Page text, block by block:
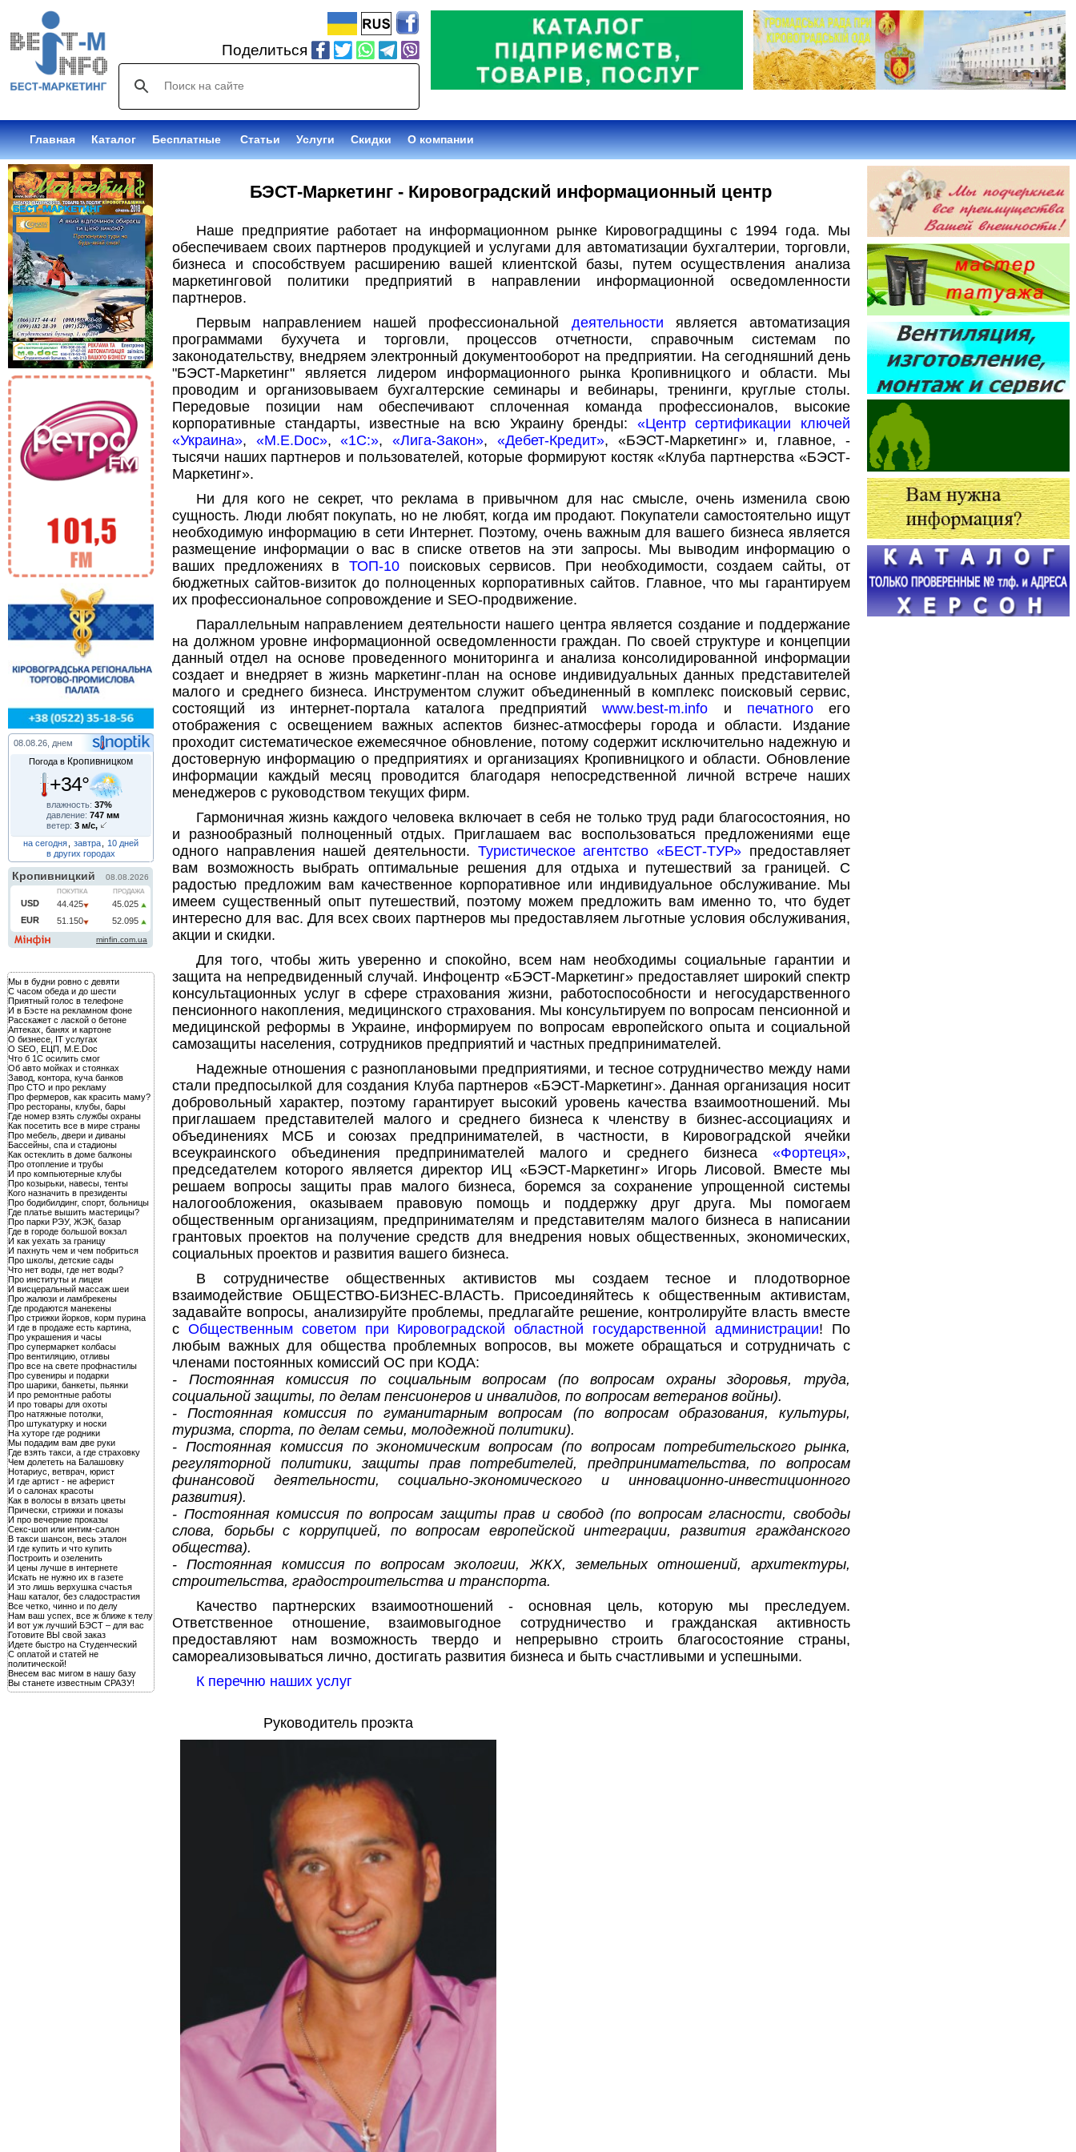
Поделиться
Главная Каталог Объявления Статьи Услуги Афиша О компании
08.08.26, днем
Погода в Кропивницком
+34°
влажность:37%
давление:747 мм
ветер:3 м/с,
на сегодня
завтра
10 дней
в других городах
Мы в будни ровно с девяти
С часом обеда и до шести
Приятный голос в телефоне
И в Бэсте на рекламном фоне
Расскажет с лаской о бетоне
Аптеках, банях и картоне
О бизнесе, IT услугах
О SEO, ЕЦП, M.E.Doc
Что б 1С осилить смог
Об авто мойках и стоянках
Завод, контора, куча банков
Про СТО и про рекламу
Про фермеров, как красить маму?
Про рестораны, клубы, бары
Где номер взять службы охраны
Как посетить все в мире страны
Про мебель, двери и диваны
Бассейны, спа и стадионы
Как остеклить в доме балконы
Про отопление и трубы
И про компьютерные клубы
Про козырьки, навесы, тенты
Кого назначить в президенты
Про бодибилдинг, спорт, больницы
Где платье вышить мастерицы?
Про парки РЭУ, ЖЭК, базар
Где в городе большой вокзал
И как уехать за границу
И пахнуть чем и чем побриться
Про школы, детские сады
Что нет воды, где нет воды?
Про институты и лицеи
И висцеральный массаж шеи
Про жалюзи и ламбрекены
Где продаются манекены
Про стрижки йорков, корм пурина
И где в продаже есть картина,
Про украшения и часы
Про супермаркет колбасы
Про вентиляцию, отливы
Про все на свете профнастилы
Про сувениры и подарки
Про шарики, банкеты, пьянки
И про ремонтные работы
И про товары для охоты
Про натяжные потолки,
Про штукатурку и носки
На хуторе где родники
Мы подадим вам две руки
Где взять такси, а где страховку
Чем долететь на Балашовку
Нотариус, ветврач, юрист
И где артист - не аферист
И о салонах красоты
Как в волосы в вязать цветы
Прически, стрижки и показы
И про вечерние проказы
Секс-шоп или интим-салон
В такси шансон, весь эталон
И где купить и что купить
Построить и озеленить
И цены лучше в интернете
Искать не нужно их в газете
И это лишь верхушка счастья
Наш каталог, без сладострастия
Все четко, чинно и по делу
Нам ваш успех, все ж ближе к телу
И вот уж лучший БЭСТ – для вас
Готовите ВЫ свой заказ
Идете быстро на Студенческий
С оплатой и статей не
политической!
Внесем вас мигом в нашу базу
Вы станете известным СРАЗУ!
БЭСТ-Маркетинг - Кировоградский информационный центр
Наше предприятие работает на информационном рынке Кировоградщины с 1994 года. Мы
обеспечиваем своих партнеров продукцией и услугами для автоматизации бухгалтерии, торговли,
бизнеса и способствуем расширению вашей клиентской базы, путем осуществления анализа
маркетинговой политики предприятий в направлении информационной осведомленности
партнеров.
Первым направлением нашей профессиональной деятельности является автоматизация
программами бухучета и торговли, процессов отчетности, справочным системам по
законодательству, внедряем электронный документооборот на предприятии. На сегодняшний день
"БЭСТ-Маркетинг" является лидером информационного рынка Кропивницкого и области. Мы
проводим и организовываем бухгалтерские семинары и вебинары, тренинги, круглые столы.
Передовые позиции нам обеспечивают сплоченная команда профессионалов, высокие
корпоративные стандарты, известные на всю Украину бренды: «Центр сертификации ключей
«Украина», «M.E.Doc»,«1С:»,«Лига-Закон», «Дебет-Кредит», «БЭСТ-Маркетинг» и, главное, -
тысячи наших партнеров и пользователей, которые формируют костяк «Клуба партнерства «БЭСТ-
Маркетинг».
Ни для кого не секрет, что реклама в привычном для нас смысле, очень изменила свою
сущность. Люди любят покупать, но не любят, когда им продают. Покупатели самостоятельно ищут
необходимую информацию в сети Интернет. Поэтому, очень важным для вашего бизнеса является
размещение информации о вас в списке ответов на эти запросы. Мы выводим информацию о
ваших предложениях вТОП-10 поисковых сервисов. При необходимости, создаем сайты, от
бюджетных сайтов-визиток до полноценных корпоративных сайтов. Главное, что мы гарантируем
их профессиональное сопровождение и SEO-продвижение.
Параллельным направлением деятельности нашего центра является создание и поддержание
на должном уровне информационной осведомленности граждан. По своей структуре и концепции
данный отдел на основе проведенного мониторинга и анализа консолидированной информации
создает и внедряет в жизнь маркетинг-план на основе индивидуальных данных представителей
малого и среднего бизнеса. Инструментом служит объединенный в комплекс поисковый сервис,
состоящий из интернет-портала каталога предприятийwww.best-m.info и печатногоего
отображения с освещением важных аспектов бизнес-атмосферы города и области. Издание
проходит систематическое ежемесячное обновление, потому содержит исключительно надежную и
достоверную информацию о предприятиях и организациях Кропивницкого и области. Обновление
информации каждый месяц проводится благодаря непосредственной личной встрече наших
менеджеров с руководством текущих фирм.
Гармоничная жизнь каждого человека включает в себя не только труд ради благосостояния, но
и разнообразный полноценный отдых. Приглашаем вас воспользоваться предложениями еще
одного направления нашей деятельности. Туристическое агентство «БЕСТ-ТУР» предоставляет
вам возможность выбрать оптимальные решения для отдыха и путешествий за границей. С
радостью предложим вам качественное корпоративное или индивидуальное обслуживание. Мы
имеем существенный опыт путешествий, поэтому можем предложить вам именно то, что будет
интересно для вас. Для всех своих партнеров мы предоставляем льготные условия обслуживания,
акции и скидки.
Для того, чтобы жить уверенно и спокойно, всем нам необходимы социальные гарантии и
защита на непредвиденный случай. Инфоцентр «БЭСТ-Маркетинг» предоставляет широкий спектр
консультационных услуг в сфере страхования жизни, работоспособности и негосударственного
пенсионного накопления, медицинского страхования. Мы консультируем по вопросам пенсионной и
медицинской реформы в Украине, информируем по вопросам европейского опыта и социальной
самозащиты населения, сотрудников предприятий и частных предпринимателей.
Надежные отношения с разноплановыми предприятиями, и тесное сотрудничество между нами
стали предпосылкой для создания Клуба партнеров «БЭСТ-Маркетинг». Данная организация носит
добровольный характер, поэтому гарантирует высокий уровень качества взаимоотношений. Мы
приглашаем представителей малого и среднего бизнеса к членству в бизнес-ассоциациях и
объединениях МСБ и союзах предпринимателей, в частности, в Кировоградской ячейки
всеукраинского объединения предпринимателей малого и среднего бизнеса «Фортеця»,
председателем которого является директор ИЦ «БЭСТ-Маркетинг» Игорь Лисовой. Вместе мы
решаем вопросы защиты прав малого бизнеса, боремся за сохранение упрощенной системы
налогообложения, оказываем правовую помощь и поддержку друг друга. Мы помогаем
общественным организациям, предпринимателям и представителям малого бизнеса в написании
грантовых проектов на получение средств для внедрения новых общественных, экономических,
социальных проектов и развития вашего бизнеса.
В сотрудничестве общественных активистов мы создаем тесное и плодотворное
взаимодействие ОБЩЕСТВО-БИЗНЕС-ВЛАСТЬ. Присоединяйтесь к общественным активистам,
задавайте вопросы, анализируйте проблемы, предлагайте решение, контролируйте власть вместе
с Общественным советом при Кировоградской областной государственной администрации! По
любым важных для общества проблемных вопросов, вы можете обращаться и сотрудничать с
членами постоянных комиссий ОС при КОДА:
- Постоянная комиссия по социальным вопросам (по вопросам охраны здоровья, труда,
социальной защиты, по делам пенсионеров и инвалидов, по вопросам ветеранов войны).
- Постоянная комиссия по гуманитарным вопросам (по вопросам образования, культуры,
туризма, спорта, по делам семьи, молодежной политики).
- Постоянная комиссия по экономическим вопросам (по вопросам потребительского рынка,
регуляторной политики, защиты прав потребителей, предпринимательства, по вопросам
финансовой деятельности, социально-экономического и инновационно-инвестиционного
развития).
- Постоянная комиссия по вопросам защиты прав и свобод (по вопросам гласности, свободы
слова, борьбы с коррупцией, по вопросам европейской интеграции, развития гражданского
общества).
- Постоянная комиссия по вопросам экологии, ЖКХ, земельных отношений, архитектуры,
строительства, градостроительства и транспорта.
Качество партнерских взаимоотношений - основная цель, которую мы преследуем.
Ответственное отношение, взаимовыгодное сотрудничество и гражданская активность
предоставляют нам возможность твердо и непрерывно строить благосостояние страны,
самореализовываться лично, достигать развития бизнеса и быть счастливыми и успешными.
К перечню наших услуг
Руководитель проэкта